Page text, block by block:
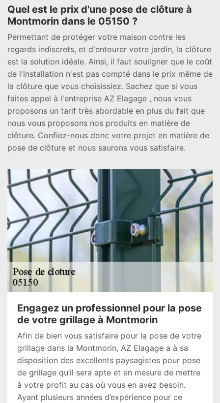
Quel est le prix d'une pose de clôture à
Montmorin dans le 05150 ?
Permettant de protéger votre maison contre les
regards indiscrets, et d'entourer votre jardin, la clôture
est la solution idéale. Ainsi, il faut souligner que le coût
de l'installation n'est pas compté dans le prix même de
la clôture que vous choisissiez. Sachez que si vous
faites appel à l'entreprise AZ Elagage , nous vous
proposons un tarif très abordable en plus du fait que
nous vous proposons nos produits en matière de
clôture. Confiez-nous donc votre projet en matière de
pose de clôture et nous saurons vous satisfaire.
Engagez un professionnel pour la pose
de votre grillage à Montmorin
Afin de bien vous satisfaire pour la pose de votre
grillage dans la Montmorin, AZ Elagage a à sa
disposition des excellents paysagistes pour pose
de grillage qu’il sera apte et en mesure de mettre
à votre profit au cas où vous en avez besoin.
Ayant plusieurs années d’expérience pour ce